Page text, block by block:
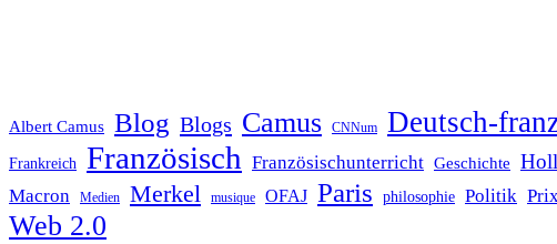
Albert Camus Blog Blogs Camus CNNum Deutsch-
Frankreich Französisch Französischunterricht Geschichte
Macron Medien Merkel musique OFAJ Paris philosophie Politik
Web 2.0